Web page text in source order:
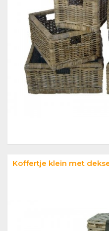
Koffertje klein met